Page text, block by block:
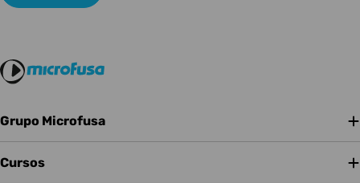
Grupo Microfusa
Cursos